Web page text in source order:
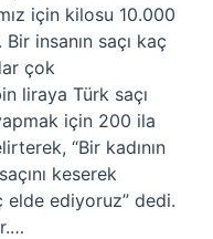
için kilosu 10.000
insanın saçı kaç
çok
liraya Türk saçı
için 200 ila
“Bir kadının
keserek
elde ediyoruz” dedi.